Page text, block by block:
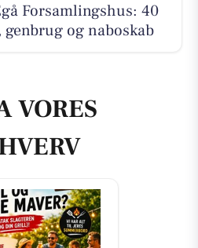
Forsamlingshus: 40
og naboskab
VORES